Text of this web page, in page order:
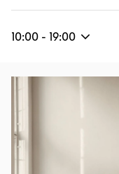
10:00 - 19:00